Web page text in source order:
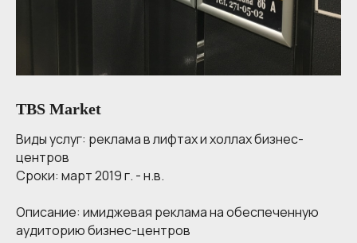
TBS Market
Виды услуг: реклама в лифтах и холлах бизнес-
центров
Сроки: март 2019 г. - н.в.
Описание: имиджевая реклама на обеспеченную
аудиторию бизнес-центров